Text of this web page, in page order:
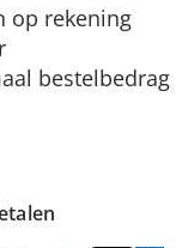
op rekening
bestelbedrag